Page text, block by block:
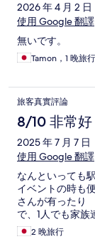
2026 年 4 月 2 日
使用 Google 翻譯
無いです。
Tamon，1 晚旅行
旅客真實評論
8/10 非常好
2025 年 7 月 7 日
使用 Google 翻譯
なんといっても
イベントの時も
さんが有ったり
で、1人でも家族
2 晚旅行